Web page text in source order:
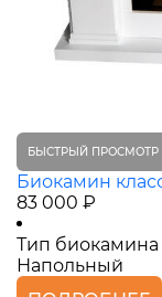
БЫСТРЫЙ ПРОСМОТР
Биокамин
83 000 ₽
Тип биокамина
Напольный